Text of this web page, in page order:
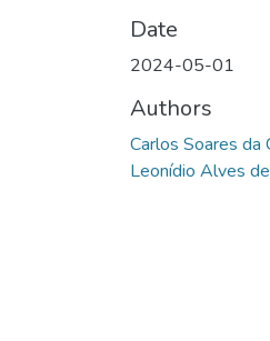
Date
2024-05-01
Authors
Carlos Soares da
Leonídio Alves